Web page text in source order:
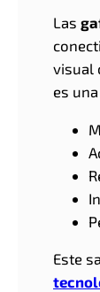
Las
visual
es
Este